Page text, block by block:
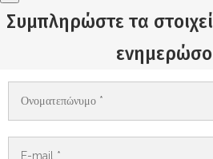
Συμπληρώστε τα